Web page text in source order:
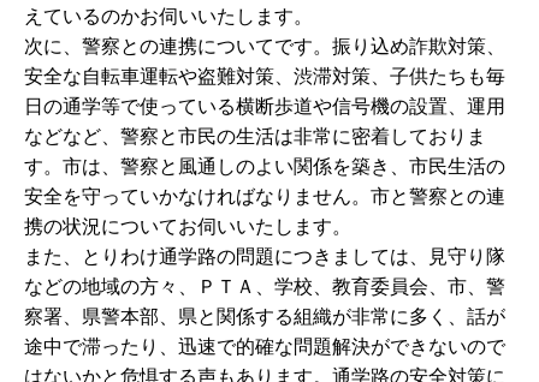
えているのかお伺いいたします。
次に、警察との連携についてです。振り込め詐欺対策、
安全な自転車運転や盗難対策、渋滞対策、子供たちも毎
日の通学等で使っている横断歩道や信号機の設置、運用
などなど、警察と市民の生活は非常に密着しておりま
す。市は、警察と風通しのよい関係を築き、市民生活の
安全を守っていかなければなりません。市と警察との連
携の状況についてお伺いいたします。
また、とりわけ通学路の問題につきましては、見守り隊
などの地域の方々、ＰＴＡ、学校、教育委員会、市、警
察署、県警本部、県と関係する組織が非常に多く、話が
途中で滞ったり、迅速で的確な問題解決ができないので
はないかと危惧する声もあります。通学路の安全対策に